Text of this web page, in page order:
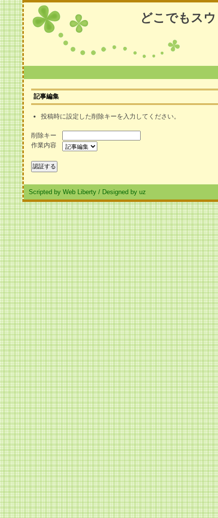
どこでもス
記事編集
投稿時に設定した削除キーを入力してください。
削除キー
作業内容
Scripted by Web Liberty / Designed by uz